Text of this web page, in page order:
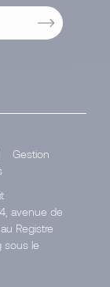
Gestion
avenue de
Registre
sous le